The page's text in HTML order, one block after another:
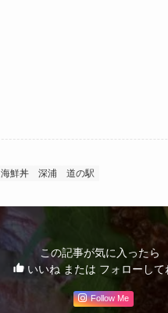
海鮮丼 深浦 道の駅
この記事が気に入ったら
いいね または フォローして
Follow Me